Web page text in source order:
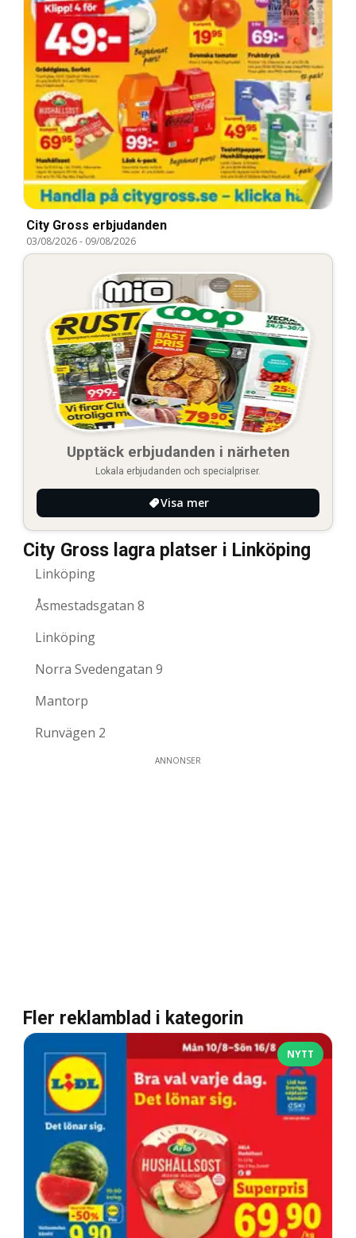
City Gross erbjudanden
03/08/2026- 09/08/2026
Upptäck erbjudanden i närheten
Lokala erbjudanden och specialpriser.
Visa mer
City Gross lagra platser i Linköping
Linköping
Åsmestadsgatan 8
Linköping
Norra Svedengatan 9
Mantorp
Runvägen 2
ANNONSER
Fler reklamblad i kategorin
NYTT